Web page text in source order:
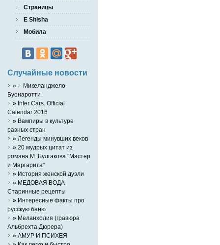
Страницы
E Shisha
Мобила
Случайные новости
»
Микеланджело
Буонаротти
» Inter Cars. Official
Calendar 2016
» Вампиры в культуре
разных стран
» Легенды минувших веков
» 20 мудрых цитат из
романа М. Булгакова "Мастер
и Маргарита"
» История женской дуэли
» МЕДОВАЯ ВОДА
Старинные рецепты
» Интересные факты про
русскую баню
» Меланхолия (гравюра
Альбрехта Дюрера)
» АМУР И ПСИХЕЯ